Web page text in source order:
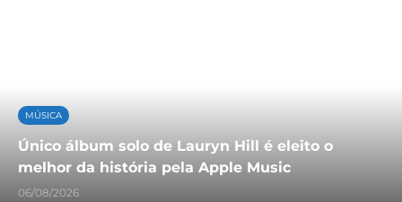
MÚSICA
Único álbum solo de Lauryn Hill é eleito o
melhor da história pela Apple Music
06/08/2026